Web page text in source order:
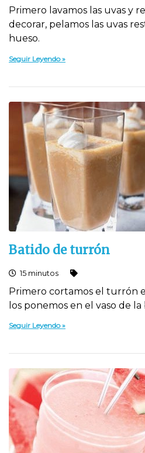
Primero lavamos las uvas y
decorar, pelamos las uvas
hueso.
Seguir Leyendo
Batido de turrón
15 minutos
Primero cortamos el turrón
los ponemos en el vaso de
Seguir Leyendo